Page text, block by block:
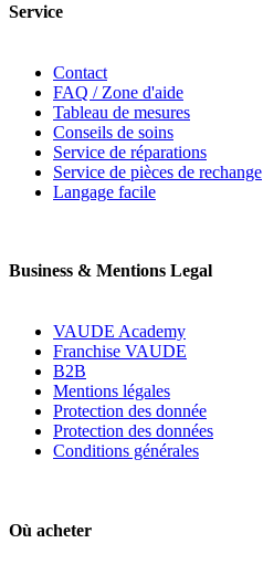
Service
Contact
FAQ / Zone d'aide
Tableau de mesures
Conseils de soins
Service de réparations
Service de pièces de rechange
Langage facile
Business & Mentions Legal
VAUDE Academy
Franchise VAUDE
B2B
Mentions légales
Protection des donnée
Protection des données
Conditions générales
Où acheter